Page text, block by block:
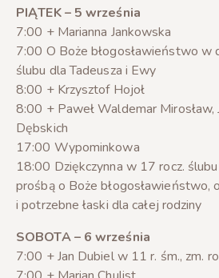
PIĄTEK – 5 września
7:00 + Marianna Jankowska
7:00 O Boże błogosławieństwo w
ślubu dla Tadeusza i Ewy
8:00 + Krzysztof Hojoł
8:00 + Paweł Waldemar Mirosław,
Dębskich
17:00 Wypominkowa
18:00 Dziękczynna w 17 rocz.
prośbą o Boże błogosławieństwo,
i potrzebne łaski dla całej rodziny
SOBOTA – 6 września
7:00 + Jan Dubiel w 11 r. śm., zm.